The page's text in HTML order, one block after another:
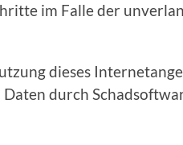
im Falle der
dieses
durch